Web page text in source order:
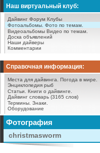
Наш виртуальный клуб:
Дайвинг Форум Клубы
Фотоальбомы. Фото по темам.
Видеоальбомы Видео по темам.
Доска объявлений
Наши дайверы
Комментарии
Справочная информация:
Места для дайвинга.
Погода в мире.
Энциклопедия рыб
Статьи.
Книги о дайвинге.
Дайвинг словарь (3165 слов)
Термины. Знаки.
Оборудование
Фотография
christmasworm